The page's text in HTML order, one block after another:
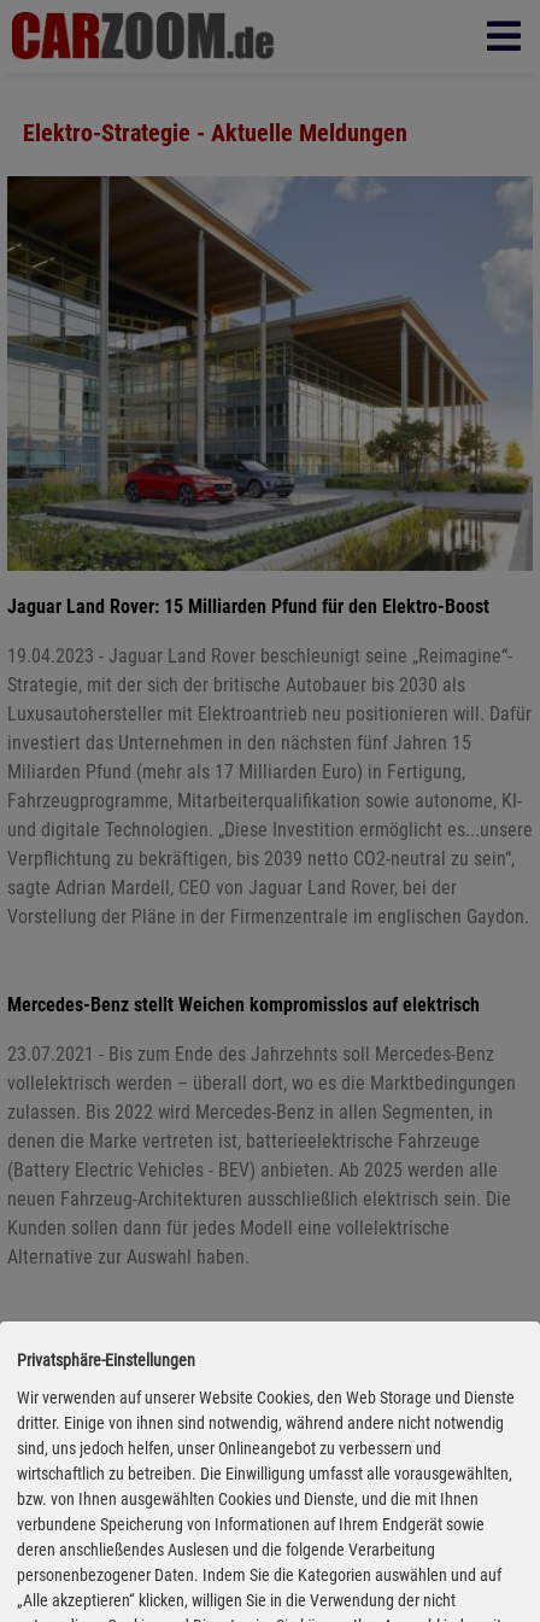
Elektro-Strategie - Aktuelle Meldungen
Jaguar Land Rover: 15 Milliarden Pfund für den Elektro-Boost
19.04.2023 - Jaguar Land Rover beschleunigt seine „Reimagine“-
Strategie, mit der sich der britische Autobauer bis 2030 als
Luxusautohersteller mit Elektroantrieb neu positionieren will. Dafür
investiert das Unternehmen in den nächsten fünf Jahren 15
Miliarden Pfund (mehr als 17 Milliarden Euro) in Fertigung,
Fahrzeugprogramme, Mitarbeiterqualifikation sowie autonome, KI-
und digitale Technologien. „Diese Investition ermöglicht es...unsere
Verpflichtung zu bekräftigen, bis 2039 netto CO2-neutral zu sein“,
sagte Adrian Mardell, CEO von Jaguar Land Rover, bei der
Vorstellung der Pläne in der Firmenzentrale im englischen Gaydon.
Mercedes-Benz stellt Weichen kompromisslos auf elektrisch
23.07.2021 - Bis zum Ende des Jahrzehnts soll Mercedes-Benz
vollelektrisch werden – überall dort, wo es die Marktbedingungen
zulassen. Bis 2022 wird Mercedes-Benz in allen Segmenten, in
denen die Marke vertreten ist, batterieelektrische Fahrzeuge
(Battery Electric Vehicles - BEV) anbieten. Ab 2025 werden alle
neuen Fahrzeug-Architekturen ausschließlich elektrisch sein. Die
Kunden sollen dann für jedes Modell eine vollelektrische
Alternative zur Auswahl haben.
19.03.2021 - Als Kia vor knapp 20 Jahren auf den deutschen Markt
startete, stand die koreanische Marke vor allem für preiswerte und
einfache Mobilität. Aus dieser Nische ist das Unternehmen in den
vergangenen Jahren herausgefahren und steht heute deutlich
selbstbewusster im Wettbewerb. Äußere Zeichen sind neben dem
neuen Logo auch ein neuer Werbeslogan und ein deutlich
anspruchsvolleres Modellprogramm.
Privatsphäre-Einstellungen
Wir verwenden auf unserer Website Cookies, den Web Storage und Dienste
dritter. Einige von ihnen sind notwendig, während andere nicht notwendig
sind, uns jedoch helfen, unser Onlineangebot zu verbessern und
wirtschaftlich zu betreiben. Die Einwilligung umfasst alle vorausgewählten,
bzw. von Ihnen ausgewählten Cookies und Dienste, und die mit Ihnen
verbundene Speicherung von Informationen auf Ihrem Endgerät sowie
deren anschließendes Auslesen und die folgende Verarbeitung
personenbezogener Daten. Indem Sie die Kategorien auswählen und auf
„Alle akzeptieren“ klicken, willigen Sie in die Verwendung der nicht